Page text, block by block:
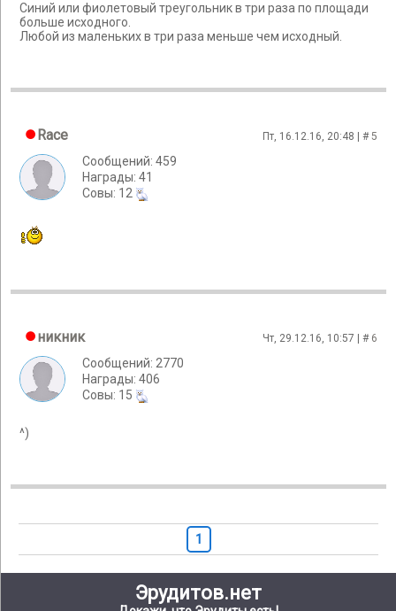
Синий или фиолетовый треугольник в три раза по площади
больше исходного.
Любой из маленьких в три раза меньше чем исходный.
Race Пт, 16.12.16, 20:48 | #5
Сообщений: 459
Награды: 41
Cовы: 12
никник Чт, 29.12.16, 10:57 | # 6
Сообщений: 2770
Награды: 406
Cовы: 15
^)
1
Эрудитов.нет